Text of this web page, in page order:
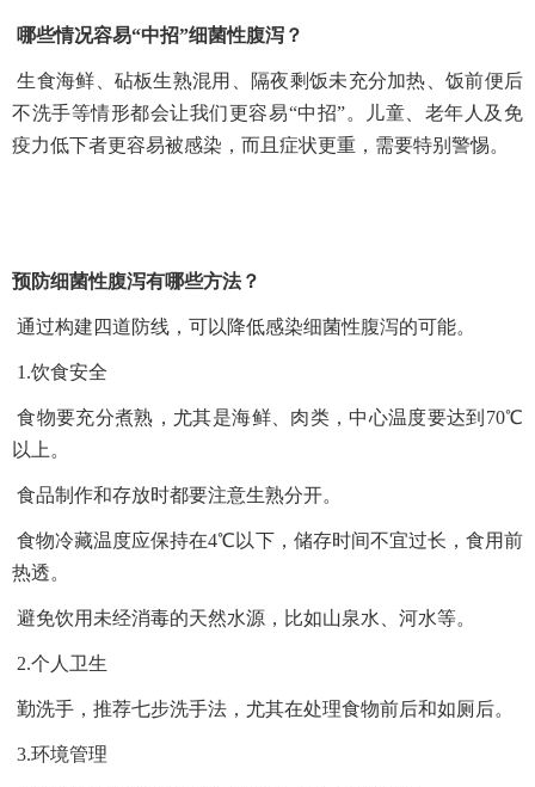
哪些情况容易“中招”细菌性腹泻？
生食海鲜、砧板生熟混用、隔夜剩饭未充分加热、饭前便后
不洗手等情形都会让我们更容易“中招”。儿童、老年人及免
疫力低下者更容易被感染，而且症状更重，需要特别警惕。
预防细菌性腹泻有哪些方法？
通过构建四道防线，可以降低感染细菌性腹泻的可能。
1.饮食安全
食物要充分煮熟，尤其是海鲜、肉类，中心温度要达到70℃
以上。
食品制作和存放时都要注意生熟分开。
食物冷藏温度应保持在4℃以下，储存时间不宜过长，食用前
热透。
避免饮用未经消毒的天然水源，比如山泉水、河水等。
2.个人卫生
勤洗手，推荐七步洗手法，尤其在处理食物前后和如厕后。
3.环境管理